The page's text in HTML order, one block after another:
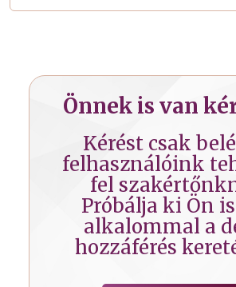
Önnek is van
Kérést csak
felhasználóink
fel
Próbálja ki Ön
alkalommal a
hozzáférés